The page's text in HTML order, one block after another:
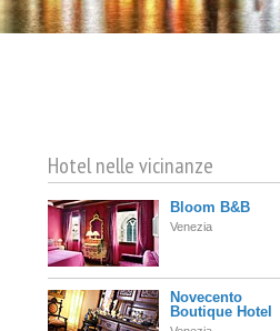
Hotel nelle vicinanze
Bloom B&B
Venezia
Novecento
Boutique Hotel